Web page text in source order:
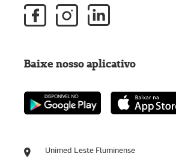
Unimed Leste Fluminense
Baixe nosso aplicativo